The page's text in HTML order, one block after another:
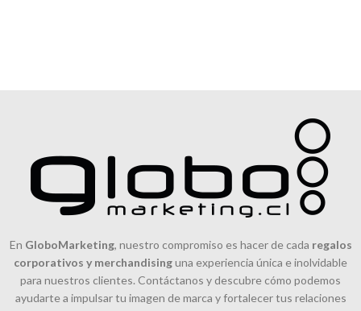
En GloboMarketing, nuestro compromiso es hacer de cada regalos
corporativos y merchandisinguna experiencia única e inolvidable
para nuestros clientes. Contáctanos y descubre cómo podemos
ayudarte a impulsar tu imagen de marca y fortalecer tus relaciones